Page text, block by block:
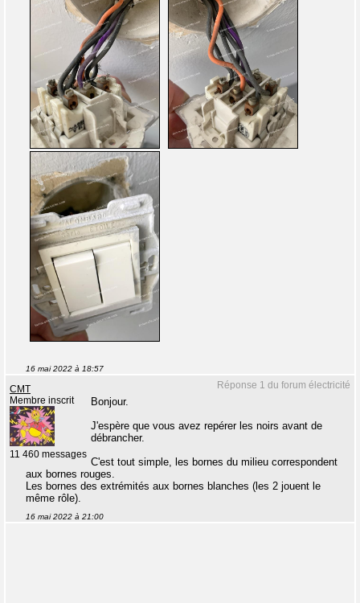
16 mai 2022 à 18:57
Réponse 1 du forum électricité
CMT
Membre inscrit
11 460 messages
Bonjour.
J'espère que vous avez repérer les noirs avant de
débrancher.
C'est tout simple, les bornes du milieu correspondent
aux bornes rouges.
Les bornes des extrémités aux bornes blanches (les 2 jouent le
même rôle).
16 mai 2022 à 21:00